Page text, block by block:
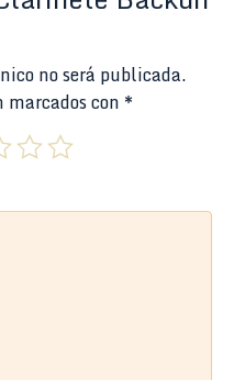
no será publicada.
marcados con *